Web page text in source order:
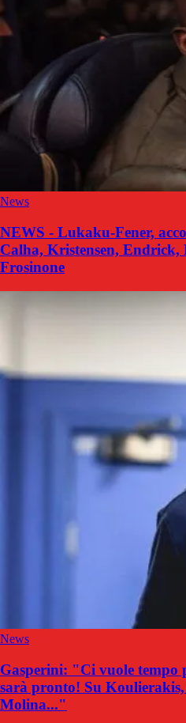
News
NEWS - Lukaku-Fener,
Calha, Kristensen, Endrick,
Frosinone
News
Gasperini: "Ci vuole tempo
sarà pronto! Su
Molina..."